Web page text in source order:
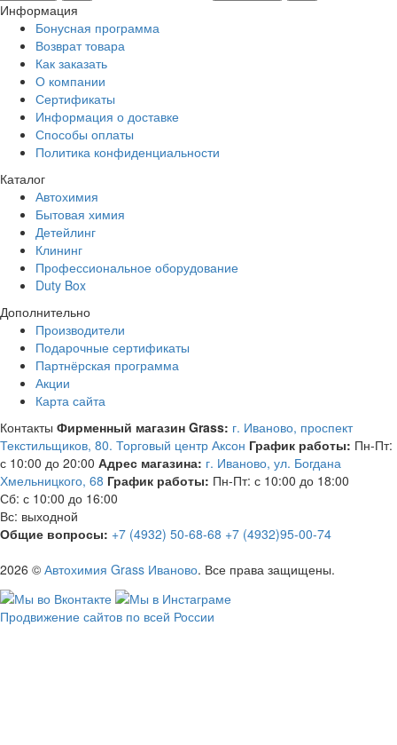
Информация
Бонусная программа
Возврат товара
Как заказать
О компании
Сертификаты
Информация о доставке
Способы оплаты
Политика конфиденциальности
Каталог
Автохимия
Бытовая химия
Детейлинг
Клининг
Профессиональное оборудование
Duty Box
Дополнительно
Производители
Подарочные сертификаты
Партнёрская программа
Акции
Карта сайта
Контакты Фирменный магазин Grass: г. Иваново, проспект
Текстильщиков, 80. Торговый центр Аксон График работы: Пн-Пт:
с 10:00 до 20:00 Адрес магазина: г. Иваново, ул. Богдана
Хмельницкого, 68 График работы: Пн-Пт: с 10:00 до 18:00
Сб: с 10:00 до 16:00
Вс: выходной
Общие вопросы: +7 (4932) 50-68-68 +7 (4932)95-00-74
2026 © Автохимия Grass Иваново. Все права защищены.
Продвижение сайтов по всей России